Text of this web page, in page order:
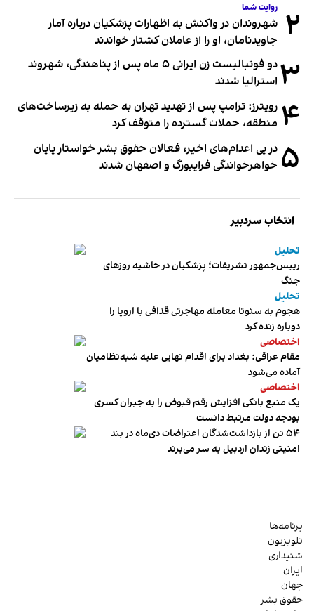
۲ روایت شما
شهروندان در واکنش به اظهارات پزشکیان درباره آمار
جاویدنامان، او را از عاملان کشتار خواندند
۳
دو فوتبالیست زن ایرانی ۵ ماه پس از پناهندگی، شهروند
استرالیا شدند
۴ رویترز: ترامپ پس از تهدید تهران به حمله به زیرساخت‌های
منطقه، حملات گسترده را متوقف کرد
۵ در پی اعدام‌های اخیر، فعالان حقوق بشر خواستار پایان
خواهرخواندگی فرایبورگ و اصفهان شدند
انتخاب سردبیر
تحلیل
رییس‌جمهور تشریفات؛ پزشکیان در حاشیه روزهای
جنگ
تحلیل
هجوم به سئوتا معامله مهاجرتی قذافی با اروپا را
دوباره زنده کرد
اختصاصی
مقام عراقی: بغداد برای اقدام نهایی علیه شبه‌نظامیان
آماده می‌شود
اختصاصی
یک منبع بانکی افزایش رقم قبوض را به جبران کسری
بودجه دولت مرتبط دانست
۵۴ تن از بازداشت‌شدگان اعتراضات دی‌ماه در بند
امنیتی زندان اردبیل به سر می‌برند
برنامه‌ها
تلویزیون
شنیداری
ایران
جهان
حقوق بشر